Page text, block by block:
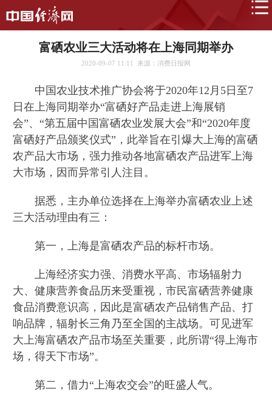
富硒农业三大活动将在上海同期举办
2020-09-07 11:11 来源：消费日报网
中国农业技术推广协会将于2020年12月5日至7
日在上海同期举办“富硒好产品走进上海展销
会”、“第五届中国富硒农业发展大会”和“2020年度
富硒好产品颁奖仪式”，此举旨在引爆大上海的富硒
农产品大市场，强力推动各地富硒农产品进军上海
大市场，因而异常引人注目。
据悉，主办单位选择在上海举办富硒农业上述
三大活动理由有三：
第一，上海是富硒农产品的标杆市场。
上海经济实力强、消费水平高、市场辐射力
大、健康营养食品历来受重视，市民富硒营养健康
食品消费意识高，因此是富硒农产品销售产品、打
响品牌，辐射长三角乃至全国的主战场。可见进军
大上海富硒农产品市场至关重要，此所谓“得上海市
场，得天下市场”。
第二，借力“上海农交会”的旺盛人气。